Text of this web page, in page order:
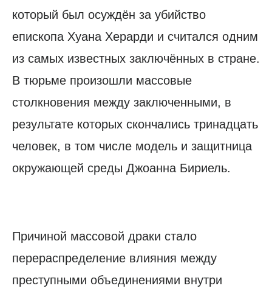
который был осуждён за убийство
епископа Хуана Херарди и считался одним
из самых известных заключённых в стране.
В тюрьме произошли массовые
столкновения между заключенными, в
результате которых скончались тринадцать
человек, в том числе модель и защитница
окружающей среды Джоанна Бириель.
Причиной массовой драки стало
перераспределение влияния между
преступными объединениями внутри